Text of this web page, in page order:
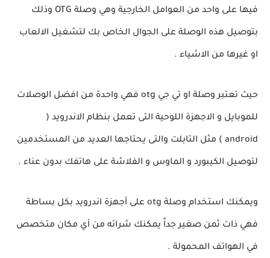
فيها على واحد من العوامل الخارجية وهي وصلة OTG وذلك
بتوصيل هذه الوصلة على الجوال الخاص بك لتشغيل الالعاب
او غيرها من الاشياء .
حيث تعتبر وصلة او تي جي otg فهي واحدة من افضل الوصلات
للموبايل و الاجهزة اللوحية التى تعمل بنظام الاندرويد (
android ) مثل التابلت والتى يحتاجها العديد من المستخدمين
لتوصيل الكيبورد و الماوس و الفلاشة على هاتفك بدون عناء .
ويمكنك استخدام وصلة otg على أجهزة اندرويد بكل بساطة
فهي ذات ثمن صغير جداً يمكنك شرائه من أي مكان متخصص
في الهواتف المحمولة .